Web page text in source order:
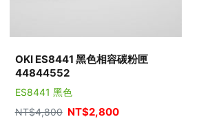
OKI ES8441 黑色相容碳粉匣
44844552
ES8441 黑色
NT$4,800 NT$2,800